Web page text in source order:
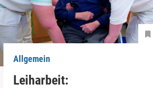
Allgemein
Leiharbeit: